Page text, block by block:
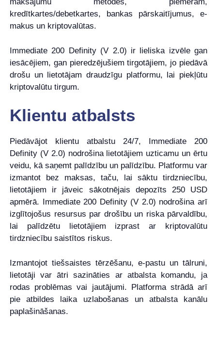
kredītkartes/debetkartes, bankas pārskaitījumus, e-
makus un kriptovalūtas.
Immediate 200 Definity (V 2.0) ir lieliska izvēle gan
iesācējiem, gan pieredzējušiem tirgotājiem, jo ​​piedāvā
drošu un lietotājam draudzīgu platformu, lai piekļūtu
kriptovalūtu tirgum.
Klientu atbalsts
Piedāvājot klientu atbalstu 24/7, Immediate 200
Definity (V 2.0) nodrošina lietotājiem uzticamu un ērtu
veidu, kā saņemt palīdzību un palīdzību. Platformu var
izmantot bez maksas, taču, lai sāktu tirdzniecību,
lietotājiem ir jāveic sākotnējais depozīts 250 USD
apmērā. Immediate 200 Definity (V 2.0) nodrošina arī
izglītojošus resursus par drošību un riska pārvaldību,
lai palīdzētu lietotājiem izprast ar kriptovalūtu
tirdzniecību saistītos riskus.
Izmantojot tiešsaistes tērzēšanu, e-pastu un tālruni,
lietotāji var ātri sazināties ar atbalsta komandu, ja
rodas problēmas vai jautājumi. Platforma strādā arī
pie atbildes laika uzlabošanas un atbalsta kanālu
paplašināšanas.